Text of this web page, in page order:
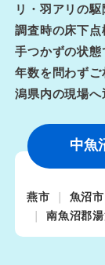
リ・羽アリの駆
調査時の床下点
手つかずの状
年数を問わず
潟県内の現場へ
中魚
燕市 魚沼市
南魚沼郡